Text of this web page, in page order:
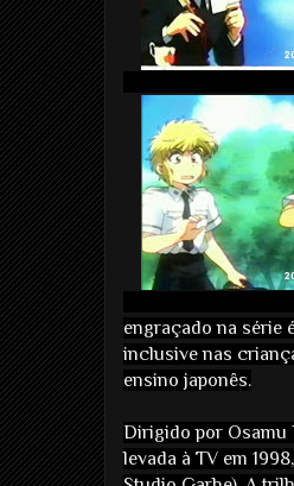
engraçado na série
inclusive nas
ensino japonês.
Dirigido por Osamu
levada à TV em